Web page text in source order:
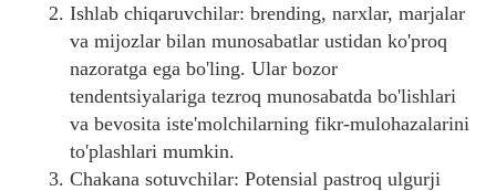
Ishlab chiqaruvchilar: brending, narxlar, marjalar
va mijozlar bilan munosabatlar ustidan ko'proq
nazoratga ega bo'ling. Ular bozor
tendentsiyalariga tezroq munosabatda bo'lishlari
va bevosita iste'molchilarning fikr-mulohazalarini
to'plashlari mumkin.
Chakana sotuvchilar: Potensial pastroq ulgurji